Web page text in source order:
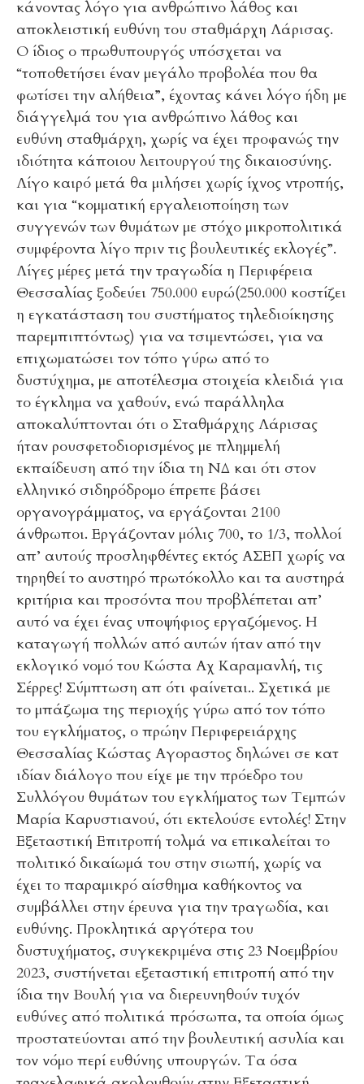
κάνοντας λόγο για ανθρώπινο λάθος και
αποκλειστική ευθύνη του σταθμάρχη Λάρισας.
Ο ίδιος ο πρωθυπουργός υπόσχεται να
“τοποθετήσει έναν μεγάλο προβολέα που θα
φωτίσει την αλήθεια”, έχοντας κάνει λόγο ήδη με
διάγγελμά του για ανθρώπινο λάθος και
ευθύνη σταθμάρχη, χωρίς να έχει προφανώς την
ιδιότητα κάποιου λειτουργού της δικαιοσύνης.
Λίγο καιρό μετά θα μιλήσει χωρίς ίχνος ντροπής,
και για “κομματική εργαλειοποίηση των
συγγενών των θυμάτων με στόχο μικροπολιτικά
συμφέροντα λίγο πριν τις βουλευτικές εκλογές”.
Λίγες μέρες μετά την τραγωδία η Περιφέρεια
Θεσσαλίας ξοδεύει 750.000 ευρώ(250.000 κοστίζει
η εγκατάσταση του συστήματος τηλεδιοίκησης
παρεμπιπτόντως) για να τσιμεντώσει, για να
επιχωματώσει τον τόπο γύρω από το
δυστύχημα, με αποτέλεσμα στοιχεία κλειδιά για
το έγκλημα να χαθούν, ενώ παράλληλα
αποκαλύπτονται ότι ο Σταθμάρχης Λάρισας
ήταν ρουσφετοδιορισμένος με πλημμελή
εκπαίδευση από την ίδια τη ΝΔ και ότι στον
ελληνικό σιδηρόδρομο έπρεπε βάσει
οργανογράμματος, να εργάζονται 2100
άνθρωποι. Εργάζονταν μόλις 700, το 1/3, πολλοί
απ’ αυτούς προσληφθέντες εκτός ΑΣΕΠ χωρίς να
τηρηθεί το αυστηρό πρωτόκολλο και τα αυστηρά
κριτήρια και προσόντα που προβλέπεται απ’
αυτό να έχει ένας υποψήφιος εργαζόμενος. Η
καταγωγή πολλών από αυτών ήταν από την
εκλογικό νομό του Κώστα Αχ Καραμανλή, τις
Σέρρες! Σύμπτωση απ ότι φαίνεται.. Σχετικά με
το μπάζωμα της περιοχής γύρω από τον τόπο
του εγκλήματος, ο πρώην Περιφερειάρχης
Θεσσαλίας Κώστας Αγοραστος δηλώνει σε κατ
ιδίαν διάλογο που είχε με την πρόεδρο του
Συλλόγου θυμάτων του εγκλήματος των Τεμπών
Μαρία Καρυστιανού, ότι εκτελούσε εντολές! Στην
Εξεταστική Επιτροπή τολμά να επικαλείται το
πολιτικό δικαίωμά του στην σιωπή, χωρίς να
έχει το παραμικρό αίσθημα καθήκοντος να
συμβάλλει στην έρευνα για την τραγωδία, και
ευθύνης. Προκλητικά αργότερα του
δυστυχήματος, συγκεκριμένα στις 23 Νοεμβρίου
2023, συστήνεται εξεταστική επιτροπή από την
ίδια την Βουλή για να διερευνηθούν τυχόν
ευθύνες από πολιτικά πρόσωπα, τα οποία όμως
προστατεύονται από την βουλευτική ασυλία και
τον νόμο περί ευθύνης υπουργών. Τα όσα